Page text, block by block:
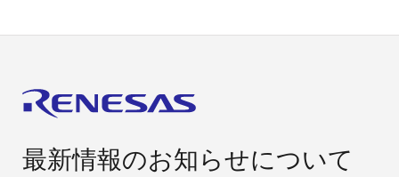
最新情報のお知らせについて